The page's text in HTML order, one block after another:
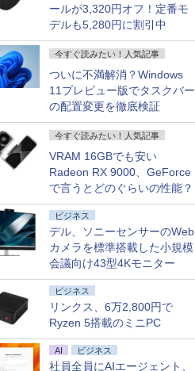
ールが3,320円オフ！定番モ
デルも5,280円に割引中
今すぐ読みたい！人気記事
ついに不満解消？Windows
11プレビュー版でタスクバー
の配置変更を徹底検証
今すぐ読みたい！人気記事
VRAM 16GBでも安い
Radeon RX 9000、GeForce
で言うとどのぐらいの性能？
ビジネス
デル、ソニーセンサーのWeb
カメラを標準搭載した小規模
会議向け43型4Kモニター
ビジネス
リンクス、6万2,800円で
Ryzen 5搭載のミニPC
AI ビジネス
社員全員にAIエージェント、